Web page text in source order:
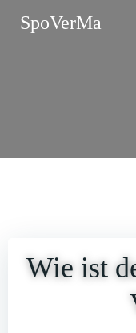
SpoVerMa
Wie ist